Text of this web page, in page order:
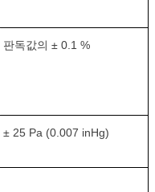
판독값의 ± 0.1 %
± 25 Pa (0.007 inHg)